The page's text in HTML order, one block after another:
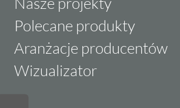
Polecane produkty
Aranżacje producentów
Wizualizator